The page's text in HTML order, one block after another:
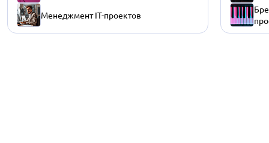
Менеджмент IT-проектов